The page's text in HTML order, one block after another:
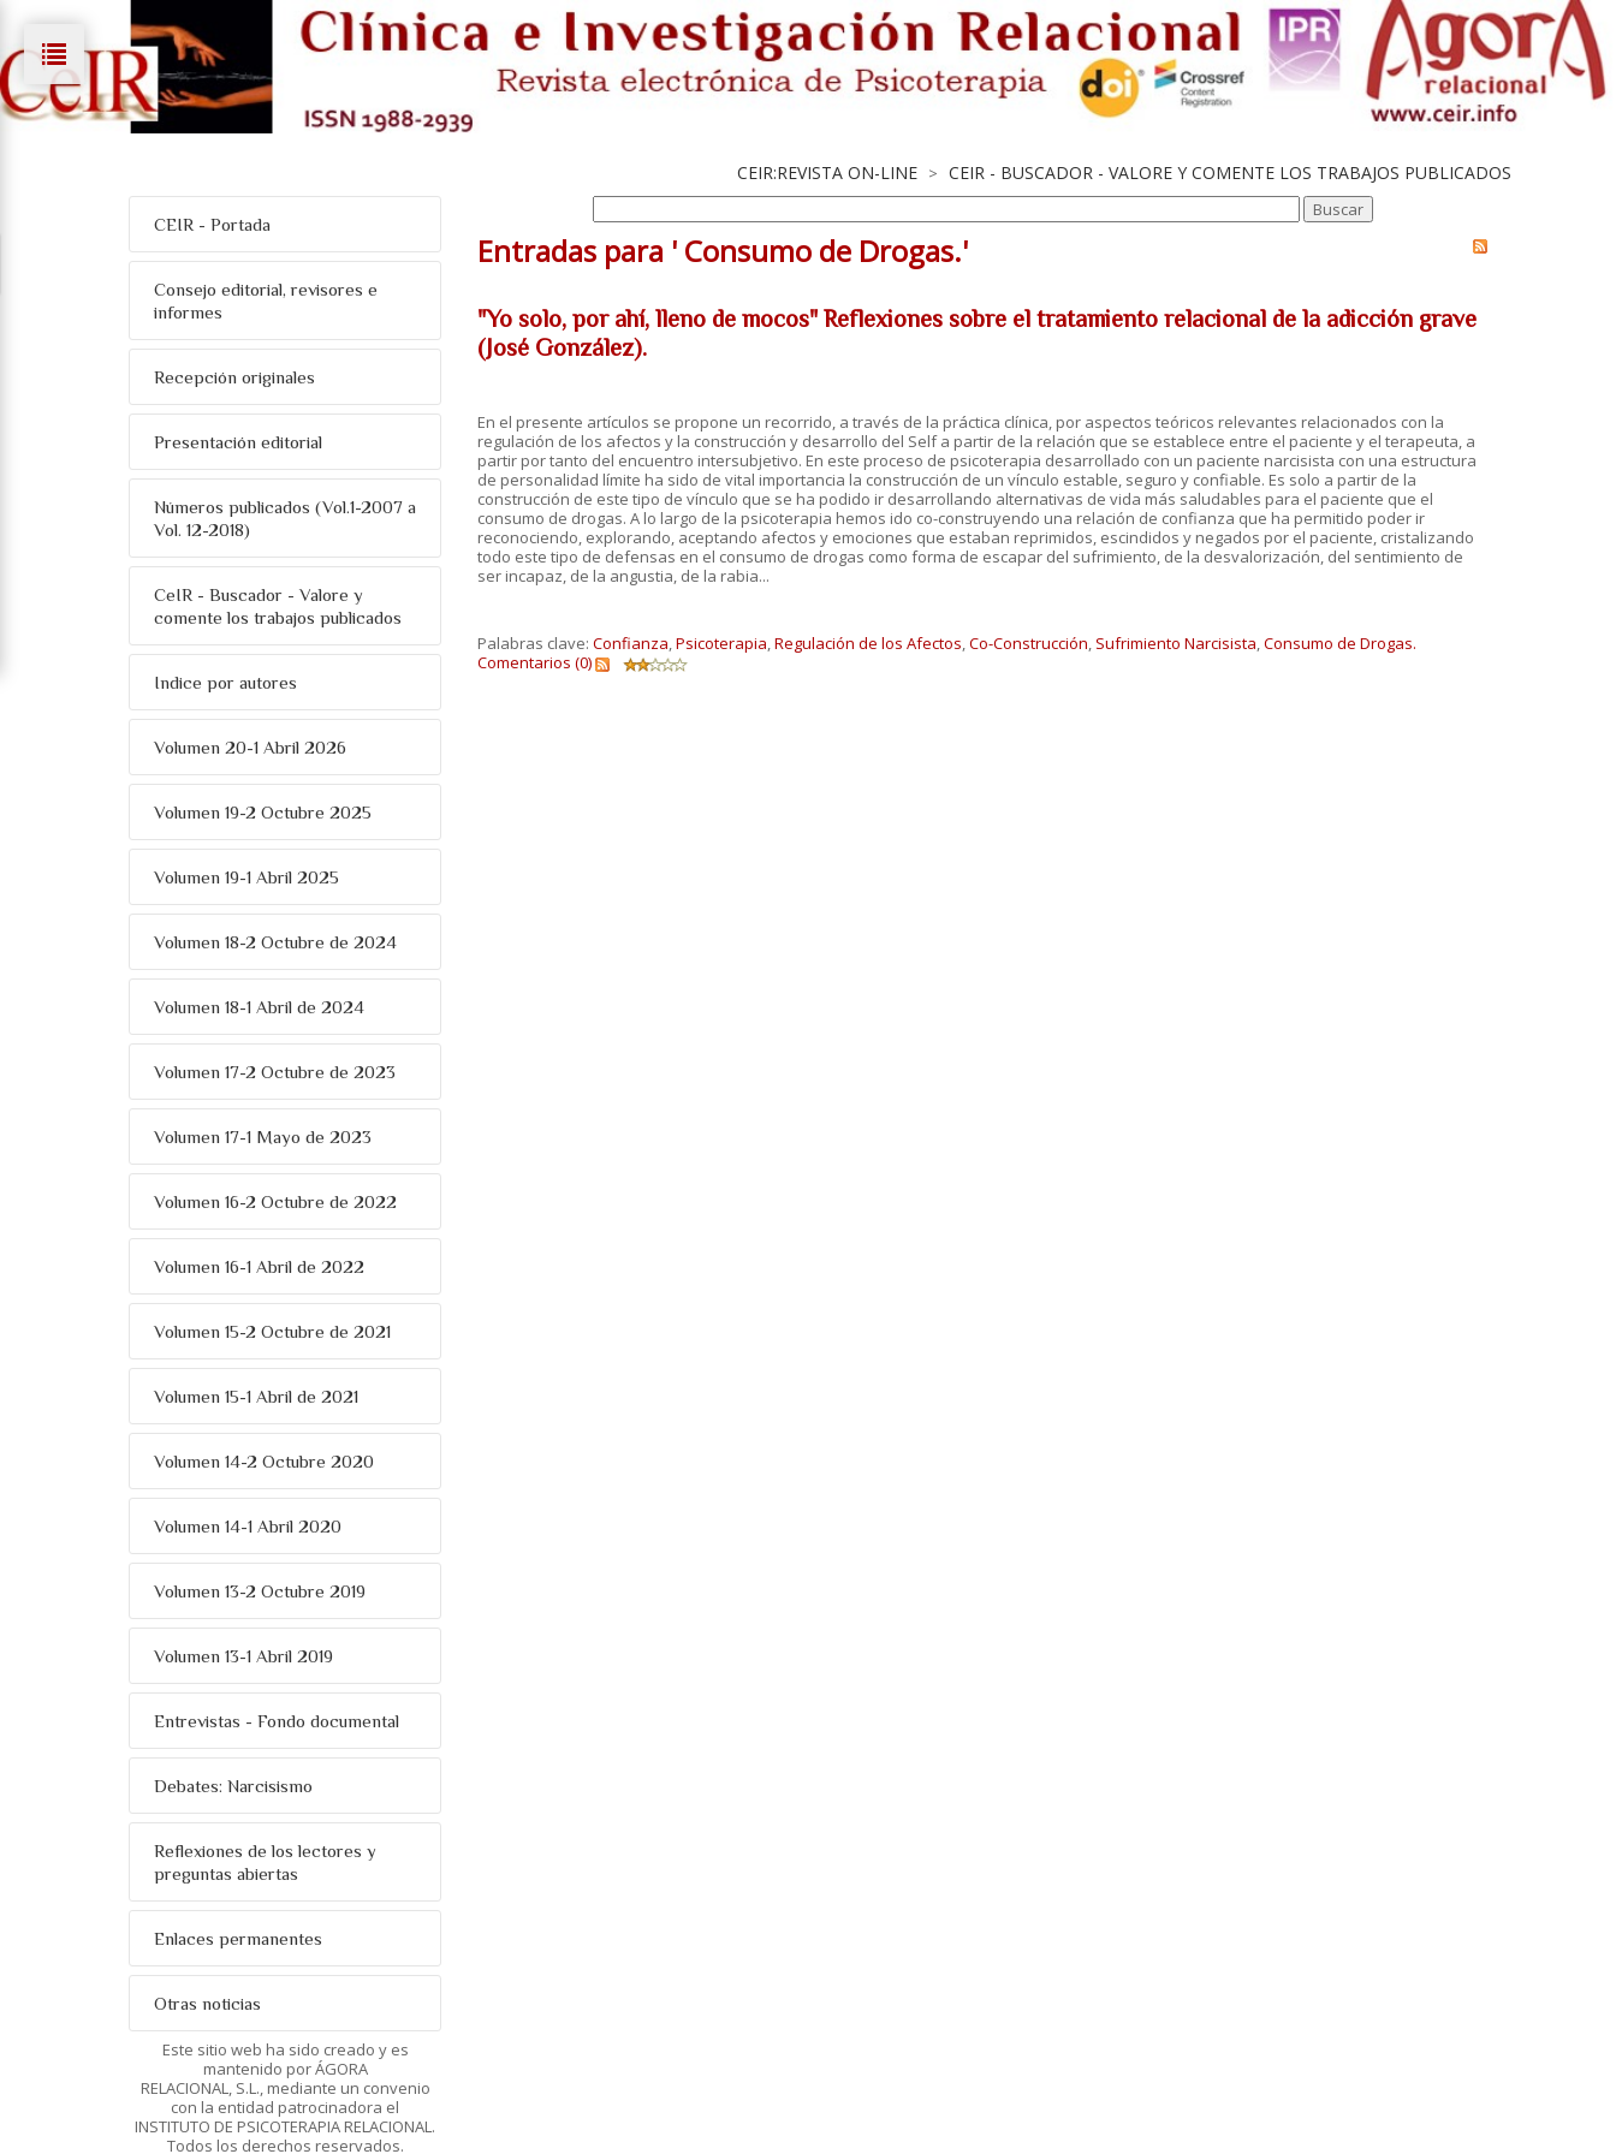
CEIR:REVISTA ON-LINE > CEIR - BUSCADOR - VALORE Y COMENTE LOS TRABAJOS PUBLICADOS
CEIR - Portada
Consejo editorial, revisores e
informes
Recepción originales
Presentación editorial
Números publicados (Vol.1-2007 a
Vol. 12-2018)
CeIR - Buscador - Valore y
comente los trabajos publicados
Indice por autores
Volumen 20-1 Abril 2026
Volumen 19-2 Octubre 2025
Volumen 19-1 Abril 2025
Volumen 18-2 Octubre de 2024
Volumen 18-1 Abril de 2024
Volumen 17-2 Octubre de 2023
Volumen 17-1 Mayo de 2023
Volumen 16-2 Octubre de 2022
Volumen 16-1 Abril de 2022
Volumen 15-2 Octubre de 2021
Volumen 15-1 Abril de 2021
Volumen 14-2 Octubre 2020
Volumen 14-1 Abril 2020
Volumen 13-2 Octubre 2019
Volumen 13-1 Abril 2019
Entrevistas - Fondo documental
Debates: Narcisismo
Reflexiones de los lectores y
preguntas abiertas
Enlaces permanentes
Otras noticias
Este sitio web ha sido creado y es
mantenido por ÁGORA
RELACIONAL, S.L., mediante un convenio
con la entidad patrocinadora el
INSTITUTO DE PSICOTERAPIA RELACIONAL.
Todos los derechos reservados.
Entradas para ' Consumo de Drogas.'
"Yo solo, por ahí, lleno de mocos" Reflexiones sobre el tratamiento relacional de la adicción grave
(José González).
En el presente artículos se propone un recorrido, a través de la práctica clínica, por aspectos teóricos relevantes relacionados con la
regulación de los afectos y la construcción y desarrollo del Self a partir de la relación que se establece entre el paciente y el terapeuta, a
partir por tanto del encuentro intersubjetivo. En este proceso de psicoterapia desarrollado con un paciente narcisista con una estructura
de personalidad límite ha sido de vital importancia la construcción de un vínculo estable, seguro y confiable. Es solo a partir de la
construcción de este tipo de vínculo que se ha podido ir desarrollando alternativas de vida más saludables para el paciente que el
consumo de drogas. A lo largo de la psicoterapia hemos ido co-construyendo una relación de confianza que ha permitido poder ir
reconociendo, explorando, aceptando afectos y emociones que estaban reprimidos, escindidos y negados por el paciente, cristalizando
todo este tipo de defensas en el consumo de drogas como forma de escapar del sufrimiento, de la desvalorización, del sentimiento de
ser incapaz, de la angustia, de la rabia...
Palabras clave: Confianza,Psicoterapia,Regulación de los Afectos,Co-Construcción, Sufrimiento Narcisista,Consumo de Drogas.
Comentarios (0)